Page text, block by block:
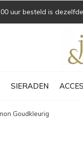
SIERADEN
uur besteld is
Goudkleurig